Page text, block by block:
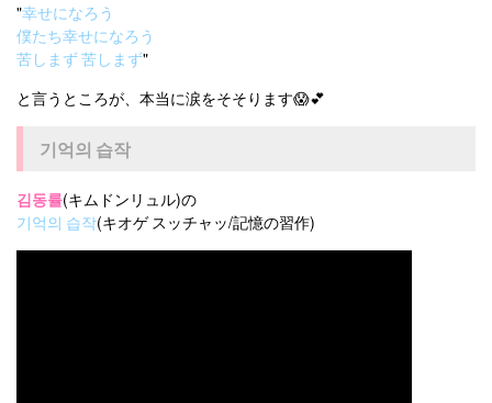
"幸せになろう
僕たち幸せになろう
苦しまず 苦しまず"
と言うところが、本当に涙をそそります😱💕
기억의 습작
김동률(キムドンリュル)の
기억의 습작(キオゲ スッチャッ/記憶の習作)